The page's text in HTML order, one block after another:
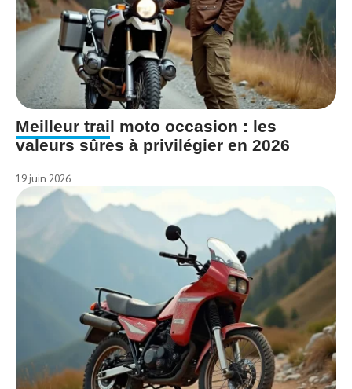
Meilleur trail moto occasion : les
valeurs sûres à privilégier en 2026
19 juin 2026